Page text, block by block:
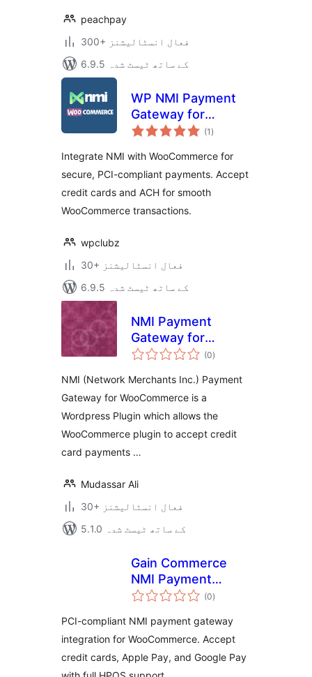
peachpay
300+ فعال انسٹالیشنز
6.9.5 کے ساتھ ٹیسٹ شدہ
WP NMI Payment
Gateway for
WooCommerce
(1 مجموعی
درجہ
)
Integrate NMI with WooCommerce for
secure, PCI-compliant payments. Accept
credit cards and ACH for smooth
WooCommerce transactions.
wpclubz
30+ فعال انسٹالیشنز
6.9.5 کے ساتھ ٹیسٹ شدہ
NMI Payment
Gateway for
WooCommerce
(0مجموعی
درجہ
)
NMI (Network Merchants Inc.) Payment
Gateway for WooCommerce is a
Wordpress Plugin which allows the
WooCommerce plugin to accept credit
card payments …
Mudassar Ali
30+ فعال انسٹالیشنز
5.1.0 کے ساتھ ٹیسٹ شدہ
Gain Commerce
NMI Payment
Gateway for (0مجموعی
درجہ
)
PCI-compliant NMI payment gateway
integration for WooCommerce. Accept
credit cards, Apple Pay, and Google Pay